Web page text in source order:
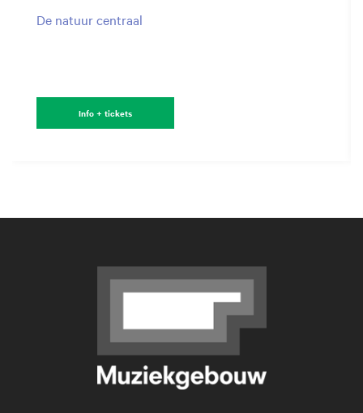
De natuur centraal
Info + tickets